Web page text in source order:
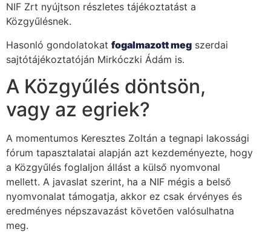
NIF Zrt nyújtson részletes tájékoztatást a
Közgyűlésnek.
Hasonló gondolatokat fogalmazott meg szerdai
sajtótájékoztatóján Mirkóczki Ádám is.
A Közgyűlés döntsön,
vagy az egriek?
A momentumos Keresztes Zoltán a tegnapi lakossági
fórum tapasztalatai alapján azt kezdeményezte, hogy
a Közgyűlés foglaljon állást a külső nyomvonal
mellett. A javaslat szerint, ha a NIF mégis a belső
nyomvonalat támogatja, akkor ez csak érvényes és
eredményes népszavazást követően valósulhatna
meg.